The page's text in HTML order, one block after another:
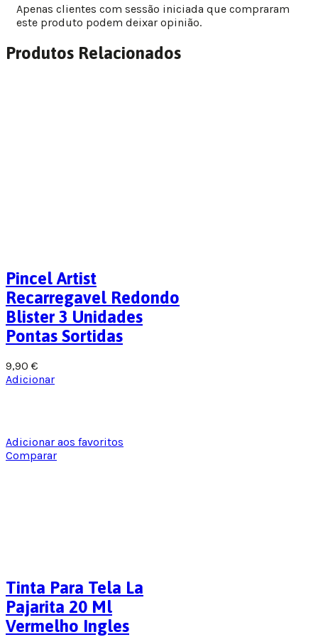
Apenas clientes com sessão iniciada que compraram
este produto podem deixar opinião.
Produtos Relacionados
Adicionar aos favoritos
Comparar
Pincel Artist
Recarregavel Redondo
Blister 3 Unidades
Pontas Sortidas
9,90 €
Adicionar
Tinta Para Tela La
Pajarita 20 Ml
Vermelho Ingles